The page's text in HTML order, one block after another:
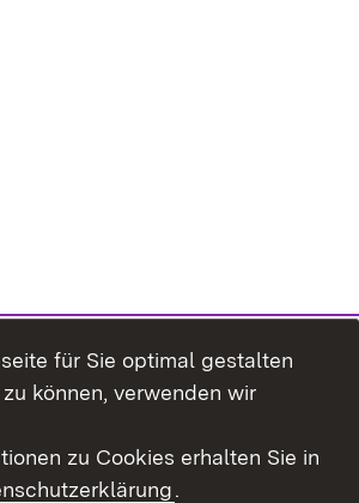
für Sie optimal gestalten
können, verwenden wir
zu Cookies erhalten Sie in
.